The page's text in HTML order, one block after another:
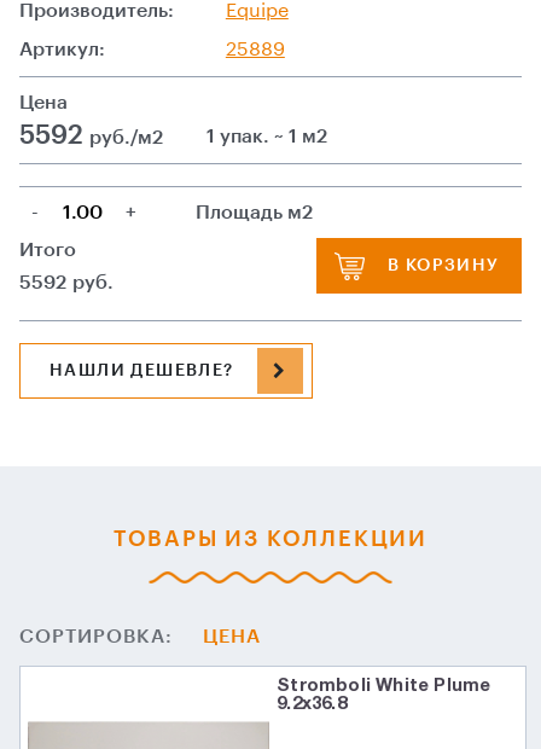
Производитель:
Equipe
Артикул:
25889
Цена
5592 руб./м2 1 упак. ~ 1 м2
- +
Площадь м2
Итого
5592 руб.
В КОРЗИНУ
НАШЛИ ДЕШЕВЛЕ?
ТОВАРЫ ИЗ КОЛЛЕКЦИИ
СОРТИРОВКА: ЦЕНА
Stromboli White Plume
9.2x36.8